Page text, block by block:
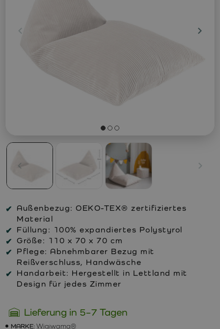
Außenbezug: OEKO-TEX® zertifiziertes
Material
Füllung: 100% expandiertes Polystyrol
Größe: 110 x 70 x 70 cm
Pflege: Abnehmbarer Bezug mit
Reißverschluss, Handwäsche
Handarbeit: Hergestellt in Lettland mit
Design für jedes Zimmer
Lieferung in 5–7 Tagen
MARKE: Wigiwama®